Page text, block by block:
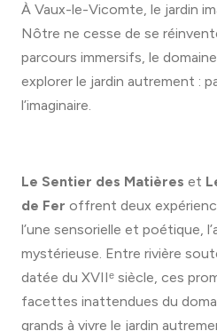
À Vaux-le-Vicomte, le jardin
Nôtre ne cesse de se
parcours immersifs, le
explorer le jardin autrement :
l’imaginaire.
Le Sentier des Matières et
de Fer offrent deux
l’une sensorielle et poétique,
mystérieuse. Entre rivière
datée du XVIIᵉ siècle, ces
facettes inattendues du
grands à vivre le jardin